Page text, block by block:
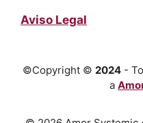
Aviso Legal
©Copyright © 2024-
a